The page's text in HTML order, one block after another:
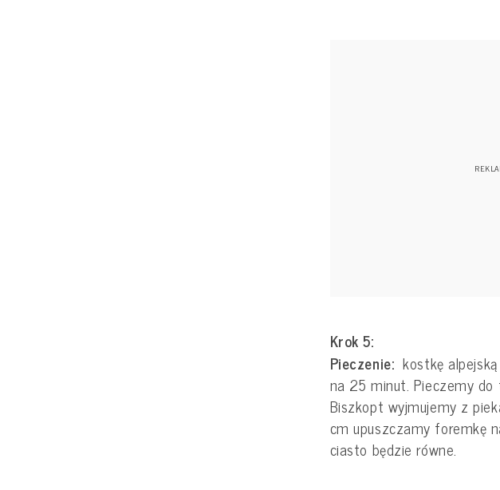
Krok 5:
Pieczenie: kostkę
na 25 minut. Pieczemy
Biszkopt wyjmujemy z
cm upuszczamy foremkę
ciasto będzie równe.